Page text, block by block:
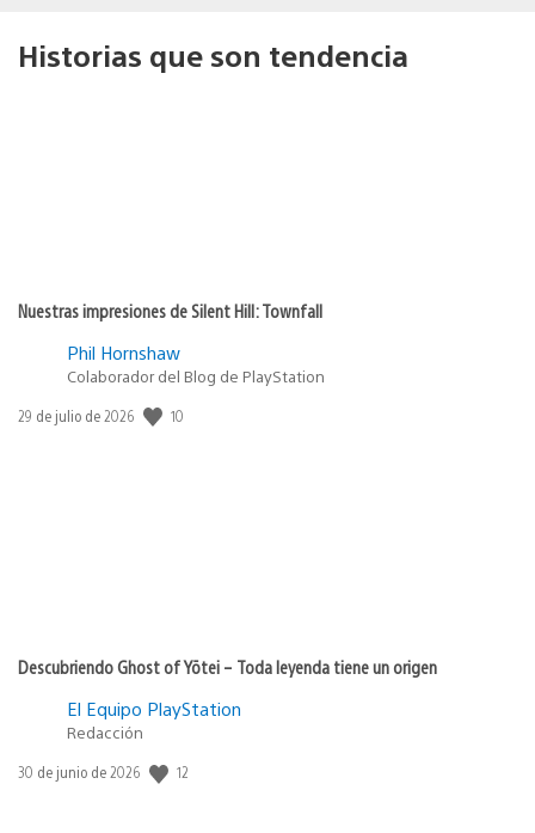
Historias que son tendencia
Nuestras impresiones de Silent Hill: Townfall
Phil Hornshaw
Colaborador del Blog de PlayStation
Fecha
29 de julio de 2026 10
Descubriendo Ghost of Yōtei – Toda leyenda tiene un origen
El Equipo PlayStation
Redacción
Fecha
30 de junio de 2026 12